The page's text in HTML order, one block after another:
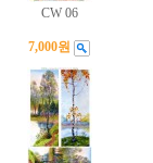
CW 06
7,000원